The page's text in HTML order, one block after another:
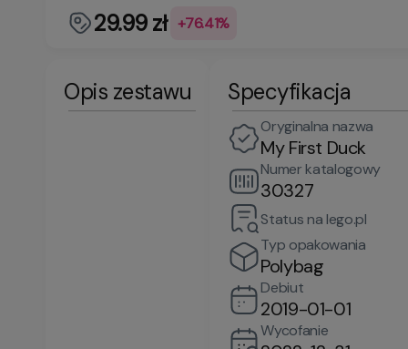
29.99 zł +76.41%
Opis zestawu Specyfikacja
Oryginalna nazwa
My First Duck
Numer katalogowy
30327
Status na lego.pl
Typ opakowania
Polybag
Debiut
2019-01-01
Wycofanie